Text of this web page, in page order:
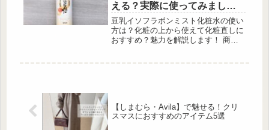
える？実際に使ってみまし
た！
豆乳イソフラボンミスト化粧水の使い
方は？化粧の上から使えて化粧直しに
おすすめ？魅力を解説します！ 商品
【しまむら・Avila】で魅せる！クリ
スマスにおすすめのアイテム5選